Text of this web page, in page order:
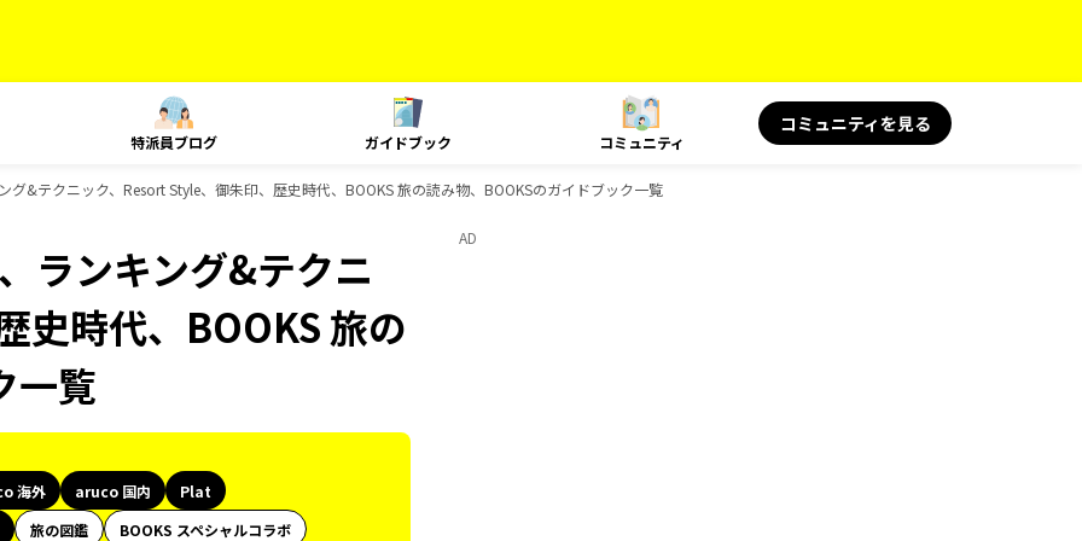
特派員ブログ ガイドブック コミュニティ
コミュニティを見る
&テクニック、Resort Style、御朱印、歴史時代、BOOKS 旅の読み物、BOOKSのガイドブック一覧
ランキング&テクニ
史時代、BOOKS 旅の
一覧
海外 aruco 国内
Plat
旅の図鑑
BOOKS スペシャルコラボ
AD